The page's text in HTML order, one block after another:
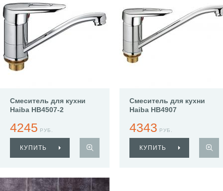
Смеситель для кухни
Haiba HB4507-2
4245 РУБ.
КУПИТЬ
Смеситель для кухни
Haiba HB4907
4343 РУБ.
КУПИТЬ